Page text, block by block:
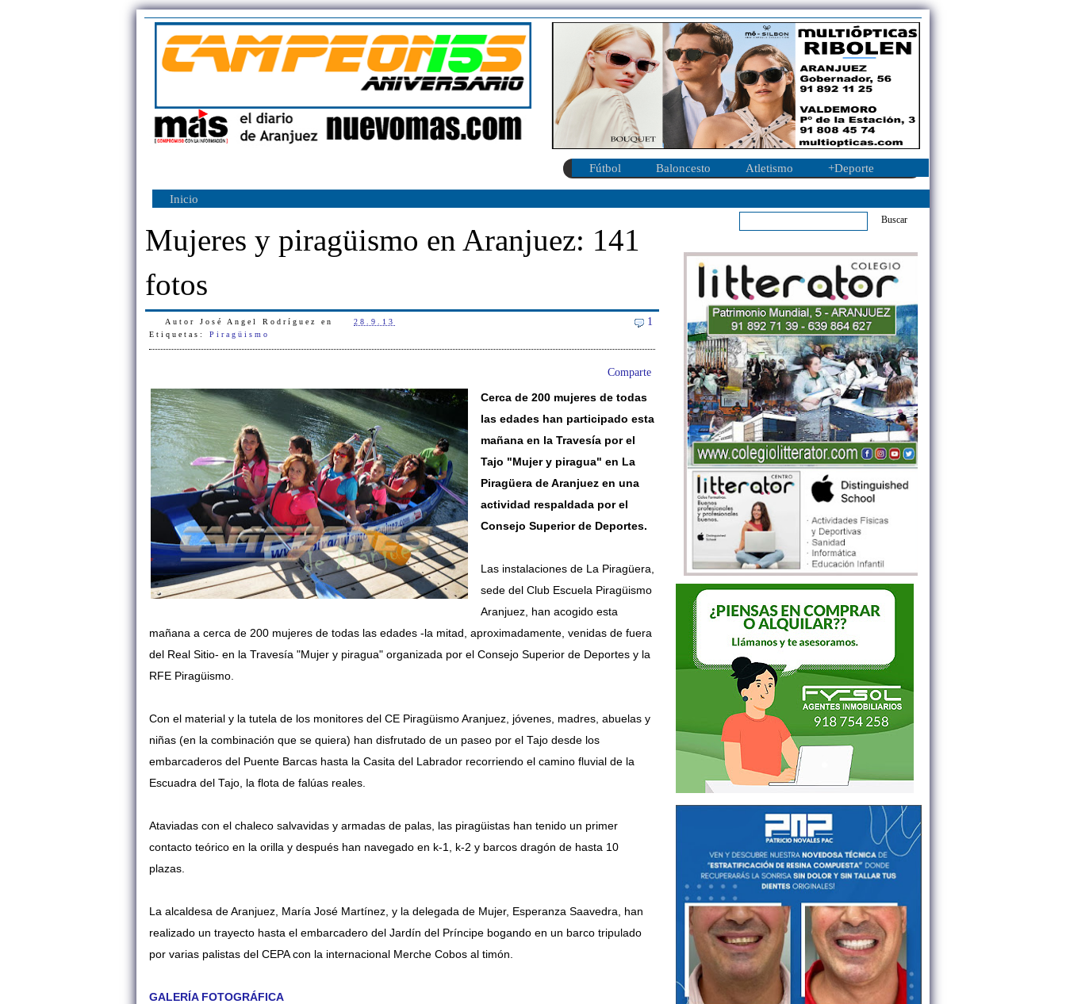
Fútbol Baloncesto Atletismo +Deporte
Inicio
Mujeres y piragüismo en Aranjuez: 141
fotos
Autor José Angel Rodríguez en 28.9.13 1
Etiquetas: Piragüismo
Comparte
Cerca de 200 mujeres de todas
las edades han participado esta
mañana en la Travesía por el
Tajo "Mujer y piragua" en La
Piragüera de Aranjuez en una
actividad respaldada por el
Consejo Superior de Deportes.
Las instalaciones de La Piragüera,
sede del Club Escuela Piragüismo
Aranjuez, han acogido esta
mañana a cerca de 200 mujeres de todas las edades -la mitad, aproximadamente, venidas de fuera
del Real Sitio- en la Travesía "Mujer y piragua" organizada por el Consejo Superior de Deportes y la
RFE Piragüismo.
Con el material y la tutela de los monitores del CE Piragüismo Aranjuez, jóvenes, madres, abuelas y
niñas (en la combinación que se quiera) han disfrutado de un paseo por el Tajo desde los
embarcaderos del Puente Barcas hasta la Casita del Labrador recorriendo el camino fluvial de la
Escuadra del Tajo, la flota de falúas reales.
Ataviadas con el chaleco salvavidas y armadas de palas, las piragüistas han tenido un primer
contacto teórico en la orilla y después han navegado en k-1, k-2 y barcos dragón de hasta 10
plazas.
La alcaldesa de Aranjuez, María José Martínez, y la delegada de Mujer, Esperanza Saavedra, han
realizado un trayecto hasta el embarcadero del Jardín del Príncipe bogando en un barco tripulado
por varias palistas del CEPA con la internacional Merche Cobos al timón.
GALERÍA FOTOGRÁFICA